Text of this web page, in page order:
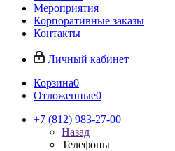
Мероприятия
Корпоративные заказы
Контакты
Личный кабинет
Корзина0
Отложенные0
+7 (812) 983-27-00
Назад
Телефоны